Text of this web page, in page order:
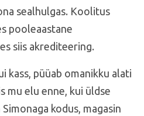
sealhulgas. Koolitus
pooleaastane
siis akrediteering.
kass, püüab omanikku alati
mu elu enne, kui üldse
kodus, magasin